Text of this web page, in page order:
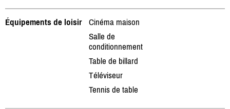
Équipements de loisir
Cinéma maison
Salle de
conditionnement
Table de billard
Téléviseur
Tennis de table